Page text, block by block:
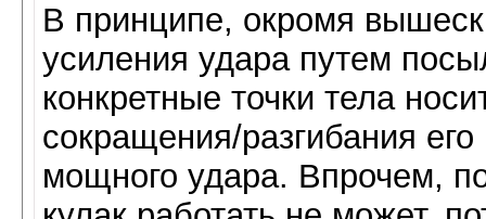
В принципе, окромя
усиления удара путем
конкретные точки тела
сокращения/разгибания
мощного удара. Впрочем,